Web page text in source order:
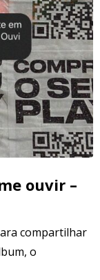
ouvir –
compartilhar
o